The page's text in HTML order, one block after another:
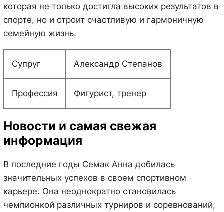
которая не только достигла высоких результатов в
спорте, но и строит счастливую и гармоничную
семейную жизнь.
Супруг Александр Степанов
Профессия Фигурист, тренер
Новости и самая свежая
информация
В последние годы Семак Анна добилась
значительных успехов в своем спортивном
карьере. Она неоднократно становилась
чемпионкой различных турниров и соревнований,